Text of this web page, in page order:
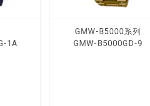
1A
GMW-B5000系列
GMW-B5000GD-9